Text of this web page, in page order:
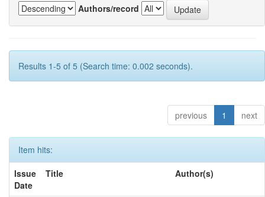
Authors/record
Results 1-5 of 5 (Search time: 0.002 seconds).
previous 1 next
Item hits:
Issue
Date
Title Author(s)